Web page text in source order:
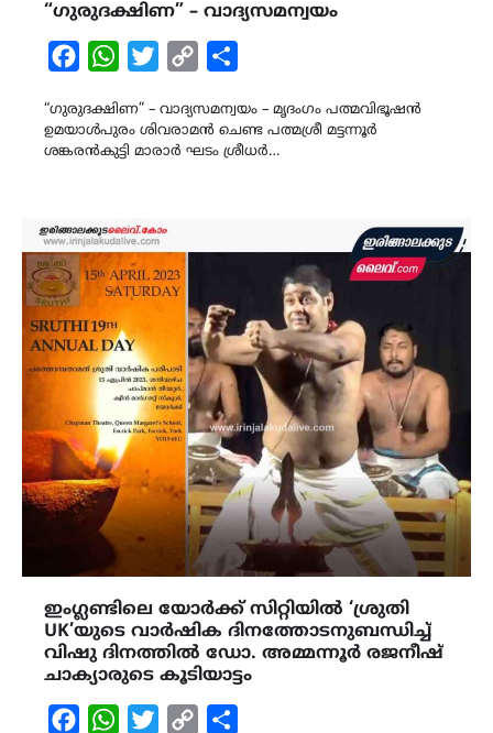
“ഗുരുദക്ഷിണ” – വാദ്യസമന്വയം
FacebookWhatsAppTwitterCopy
“ഗുരുദക്ഷിണ” – വാദ്യസമന്വയം – മൃദംഗം പത്മവിഭൂഷൻ
ഉമയാൾപുരം ശിവരാമൻ ചെണ്ട പത്മശ്രീ മട്ടന്നൂർ
ശങ്കരൻകുട്ടി മാരാർ ഘടം ശ്രീധർ…
ഇംഗ്ലണ്ടിലെ യോർക്ക് സിറ്റിയിൽ ‘ശ്രുതി
UK’യുടെ വാർഷിക ദിനത്തോടനുബന്ധിച്ച്
വിഷു ദിനത്തിൽ ഡോ. അമ്മന്നൂർ രജനീഷ്
ചാക്യാരുടെ കൂടിയാട്ടം
FacebookWhatsAppTwitterCopy